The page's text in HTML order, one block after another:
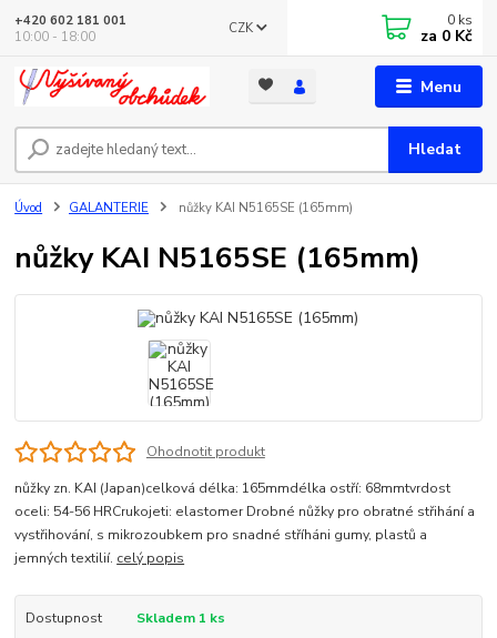
Menu
CZK
Hledat
+420 602 181 001
10:00 - 18:00
0 ks
za 0 Kč
Úvod GALANTERIE nůžky KAI N5165SE (165mm)
nůžky KAI N5165SE (165mm)
Ohodnotit produkt
nůžky zn. KAI (Japan)celková délka: 165mmdélka ostří: 68mmtvrdost
oceli: 54-56 HRCrukojeti: elastomer Drobné nůžky pro obratné střihání a
vystřihování, s mikrozoubkem pro snadné stříháni gumy, plastů a
jemných textilií. celý popis
Dostupnost Skladem 1 ks